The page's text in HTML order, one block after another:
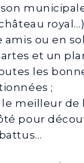
amis ou en
et un
les
;
le meilleur
pour